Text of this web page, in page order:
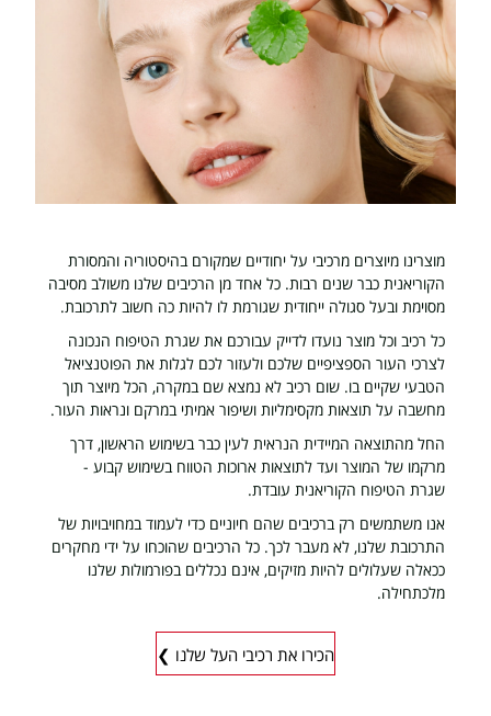
מוצרינו מיוצרים מרכיבי על יחודיים שמקורם בהיסטוריה והמסורת
הקוריאנית כבר שנים רבות. כל אחד מן הרכיבים שלנו משולב מסיבה
מסוימת ובעל סגולה ייחודית שגורמת לו להיות כה חשוב לתרכובת.
כל רכיב וכל מוצר נועדו לדייק עבורכם את שגרת הטיפוח הנכונה
לצרכי העור הספציפיים שלכם ולעזור לכם לגלות את הפוטנציאל
הטבעי שקיים בו. שום רכיב לא נמצא שם במקרה, הכל מיוצר תוך
מחשבה על תוצאות מקסימליות ושיפור אמיתי במרקם ונראות העור.
החל מהתוצאה המיידית הנראית לעין כבר בשימוש הראשון, דרך
מרקמו של המוצר ועד לתוצאות ארוכות הטווח בשימוש קבוע -
שגרת הטיפוח הקוריאנית עובדת.
אנו משתמשים רק ברכיבים שהם חיוניים כדי לעמוד במחויבויות של
התרכובת שלנו, לא מעבר לכך. כל הרכיבים שהוכחו על ידי מחקרים
ככאלה שעלולים להיות מזיקים, אינם נכללים בפורמולות שלנו
מלכתחילה.
הכירו את רכיבי העל שלנו ❯